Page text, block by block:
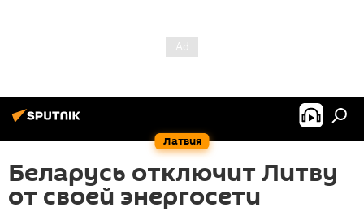
Латвия
Беларусь отключит Литву
от своей энергосети